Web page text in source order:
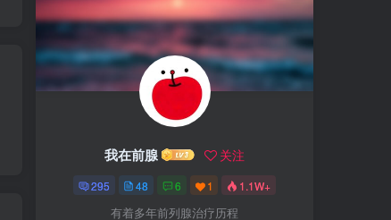
我在前腺 关注
295 48 6 1 1.1W+
有着多年前列腺治疗历程